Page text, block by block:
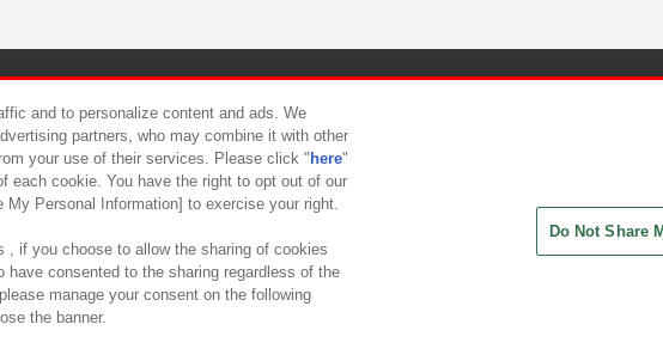
について カスタマーハラスメント対応方針
and to personalize content and ads. We
partners, who may combine it with other
your use of their services. Please click " here"
each cookie. You have the right to opt out of our
Personal Information] to exercise your right.
, if you choose to allow the sharing of cookies
have consented to the sharing regardless of the
manage your consent on the following
the banner.
Do Not Share